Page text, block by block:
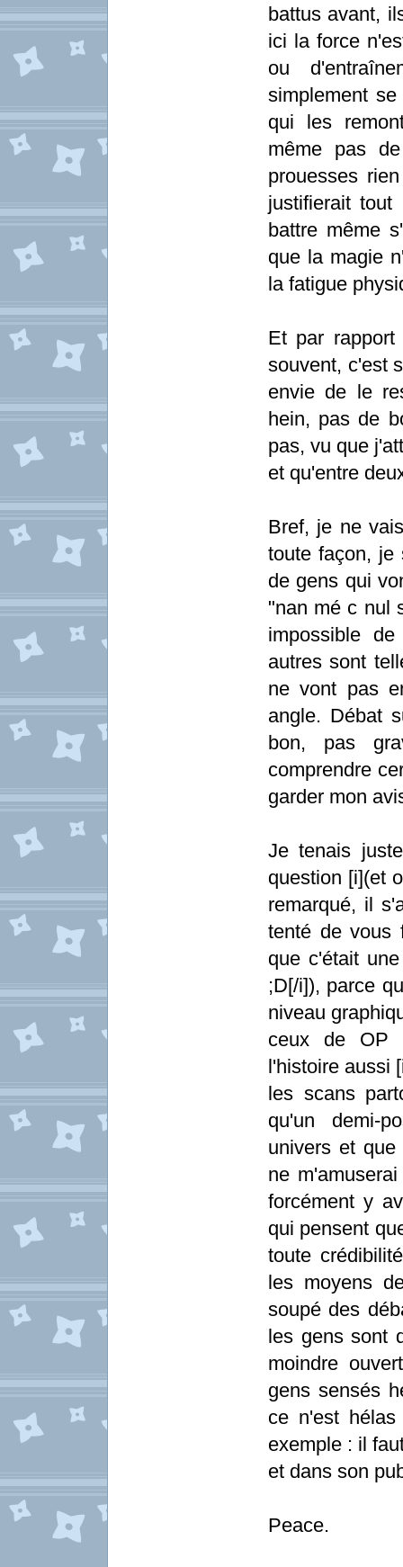
battus avant,
ici la force
ou
simplement
qui les
même pas
prouesses
justifierait
battre même
que la magie
la fatigue
Et par
souvent, c'est
envie de le
hein, pas de
pas, vu que
et qu'entre
Bref, je ne
toute façon, je
de gens qui
"nan mé c nul
impossible
autres sont
ne vont pas
angle. Débat
bon, pas
comprendre
garder mon
Je tenais
question [i](et
remarqué, il
tenté de vous
que c'était
;D[/i]), parce
niveau
ceux de OP
l'histoire aussi
les scans
qu'un demi-
univers et
ne
forcément y
qui pensent
toute
les moyens
soupé des
les gens sont
moindre
gens sensés
ce n'est
exemple : il
et dans son
Peace.